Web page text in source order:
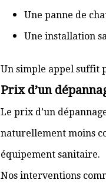
Une panne de
Une installation
Un simple appel suffit
Prix d’un
Le prix d’un
naturellement moins
équipement sanitaire.
Nos interventions